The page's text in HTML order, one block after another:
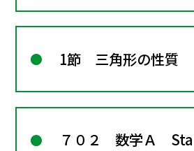
1節 三角形の性質
７０２ 数学Ａ